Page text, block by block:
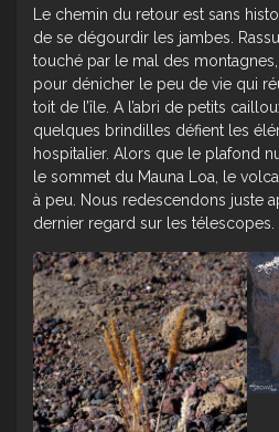
Le chemin du retour est sans
de se dégourdir les jambes.
touché par le mal des
pour dénicher le peu de vie qui
toit de l’île. A l’abri de petits
quelques brindilles défient les
hospitalier. Alors que le plafond
le sommet du Mauna Loa, le
à peu. Nous redescendons juste
dernier regard sur les télescopes.